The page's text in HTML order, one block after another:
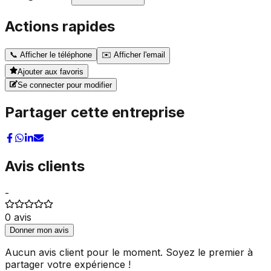
Actions rapides
📞 Afficher le téléphone ✉️ Afficher l'email
Ajouter aux favoris
Se connecter pour modifier
Partager cette entreprise
Avis clients
-
0 avis
Donner mon avis
Aucun avis client pour le moment. Soyez le premier à
partager votre expérience !